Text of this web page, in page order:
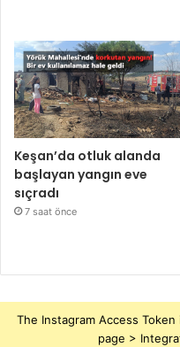
Keşan’da otluk alanda
başlayan yangın eve
sıçradı
7 saat önce
The Instagram Access
page >